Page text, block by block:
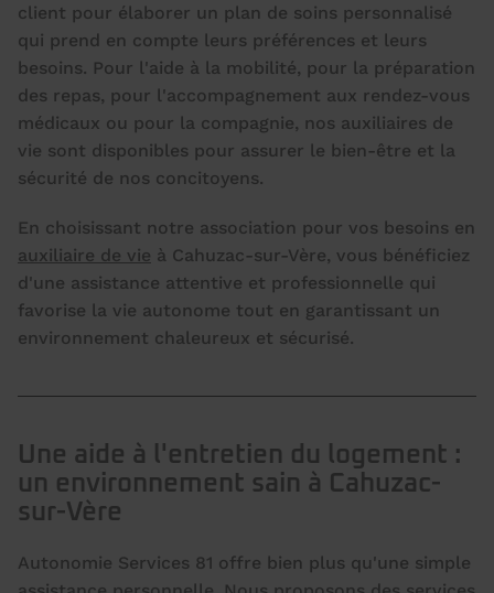
client pour élaborer un plan de soins personnalisé
qui prend en compte leurs préférences et leurs
besoins. Pour l'aide à la mobilité, pour la préparation
des repas, pour l'accompagnement aux rendez-vous
médicaux ou pour la compagnie, nos auxiliaires de
vie sont disponibles pour assurer le bien-être et la
sécurité de nos concitoyens.
En choisissant notre association pour vos besoins en
auxiliaire de vie à Cahuzac-sur-Vère, vous bénéficiez
d'une assistance attentive et professionnelle qui
favorise la vie autonome tout en garantissant un
environnement chaleureux et sécurisé.
Une aide à l'entretien du logement :
un environnement sain à Cahuzac-
sur-Vère
Autonomie Services 81 offre bien plus qu'une simple